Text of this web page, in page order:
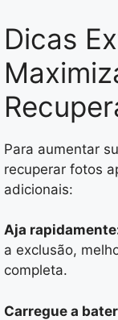
Dicas
Para aumentar
recuperar fotos
adicionais:
Aja
a exclusão,
completa.
Carregue a